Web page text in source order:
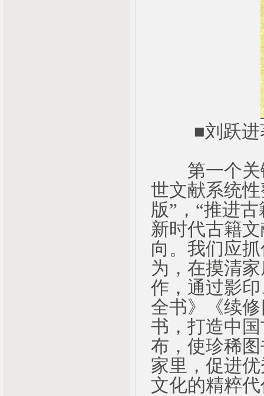
■刘跃
第一个关
世文献系统
版”，“推进
新时代古籍
向。我们应
为，在摸清
作，通过影
全书》《续
书，打造中
布，使珍稀
家里，促进
文化的精粹